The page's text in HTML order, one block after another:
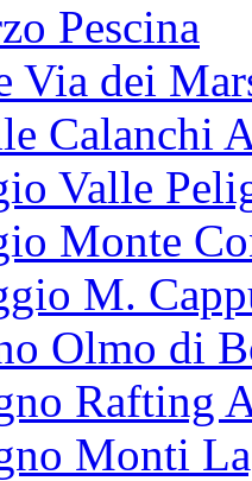
Pescina
Via dei
Calanchi
Valle
Monte
M.
Olmo di
Rafting
Monti